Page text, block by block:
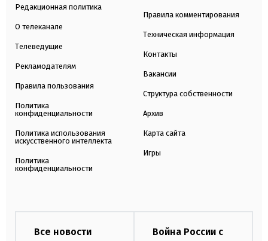
Редакционная политика
О телеканале
Телеведущие
Рекламодателям
Правила пользования
Политика
конфиденциальности
Политика использования
искусственного интеллекта
Политика
конфиденциальности
Правила комментирования
Техническая информация
Контакты
Вакансии
Структура собственности
Архив
Карта сайта
Игры
Все новости
Война России с